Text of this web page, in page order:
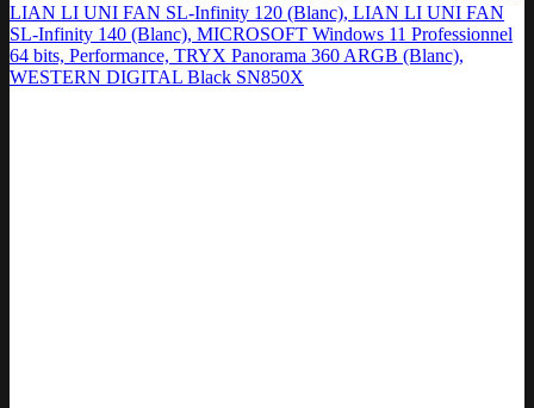
LIAN LI UNI FAN SL-Infinity 120 (Blanc), LIAN LI UNI FAN
SL-Infinity 140 (Blanc), MICROSOFT Windows 11 Professionnel
64 bits, Performance, TRYX Panorama 360 ARGB (Blanc),
WESTERN DIGITAL Black SN850X